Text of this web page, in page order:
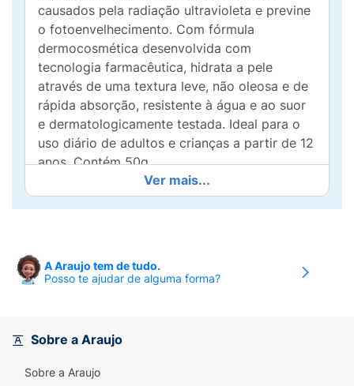
causados pela radiação ultravioleta e previne
o fotoenvelhecimento. Com fórmula
dermocosmética desenvolvida com
tecnologia farmacêutica, hidrata a pele
através de uma textura leve, não oleosa e de
rápida absorção, resistente à água e ao suor
e dermatologicamente testada. Ideal para o
uso diário de adultos e crianças a partir de 12
anos. Contém 50g.
Benefícios:Proteção Solar Facial FPS50 2 em
1: Proteção + Hidratação
leve e rápida AbsorçãoResistente à água e ao
suorDermatologicamente Testado.
contra a radiação ultravioleta em todos os
Ver mais...
A Araujo tem de tudo.
Posso te ajudar de alguma forma?
Sobre a Araujo
Sobre a Araujo